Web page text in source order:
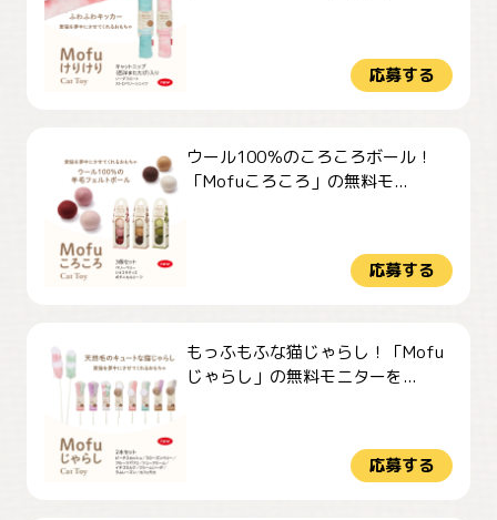
応募する
ウール100％のころころボール！
「Mofuころころ」の無料モ...
応募する
もっふもふな猫じゃらし！「Mofu
じゃらし」の無料モニターを...
応募する